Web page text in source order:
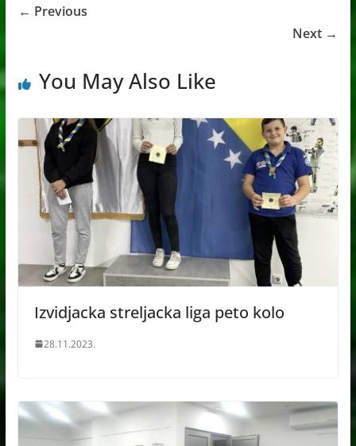
← Previous
Next →
You May Also Like
Izvidjacka streljacka liga peto kolo
28.11.2023.